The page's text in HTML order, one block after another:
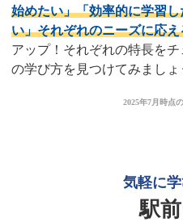
始めたい」「効率的に学習
い」それぞれのニーズに応
アップ！それぞれの特長を
の学び方を見つけてみましょ
2025年7月時点
気軽に学
駅